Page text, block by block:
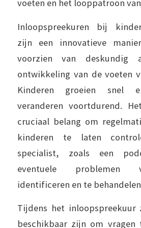
voeten en het looppatroon
Inloopspreekuren bij
zijn een innovatieve
voorzien van deskundig
ontwikkeling van de voeten
Kinderen groeien snel
veranderen voortdurend.
cruciaal belang om
kinderen te laten
specialist, zoals een
eventuele problemen
identificeren en te
Tijdens het inloopspreekuur
beschikbaar zijn om vragen